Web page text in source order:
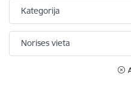
Kategorija
Norises vieta